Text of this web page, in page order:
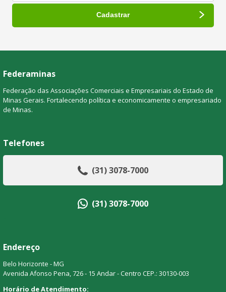
Federaminas
Federação das Associações Comerciais e Empresariais do Estado de
Minas Gerais. Fortalecendo política e economicamente o empresariado
de Minas.
Telefones
(31) 3078-7000
(31) 3078-7000
Endereço
Belo Horizonte - MG
Avenida Afonso Pena, 726 - 15 Andar - Centro CEP.: 30130-003
Horário de Atendimento: